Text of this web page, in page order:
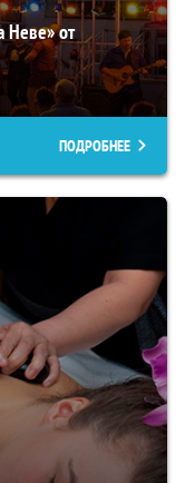
Неве» от
ПОДРОБНЕЕ